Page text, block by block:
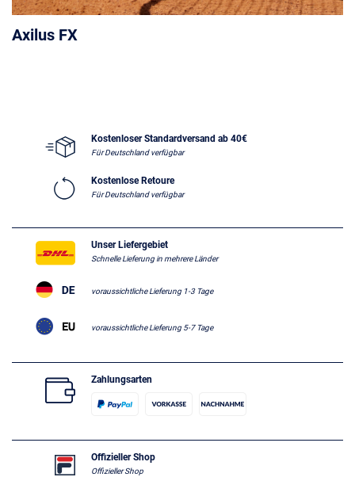
Axilus FX
Kostenloser Standardversand ab 40€
Für Deutschland verfügbar
Kostenlose Retoure
Für Deutschland verfügbar
Unser Liefergebiet
Schnelle Lieferung in mehrere Länder
voraussichtliche Lieferung 1-3 Tage
voraussichtliche Lieferung 5-7 Tage
Zahlungsarten
Offizieller Shop
Offizieller Shop